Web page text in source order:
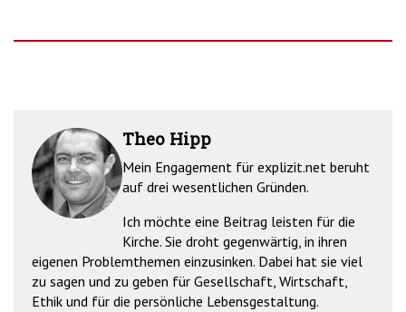
Theo Hipp
Mein Engagement für explizit.net beruht
auf drei wesentlichen Gründen.
Ich möchte eine Beitrag leisten für die
Kirche. Sie droht gegenwärtig, in ihren
eigenen Problemthemen einzusinken. Dabei hat sie viel
zu sagen und zu geben für Gesellschaft, Wirtschaft,
Ethik und für die persönliche Lebensgestaltung.